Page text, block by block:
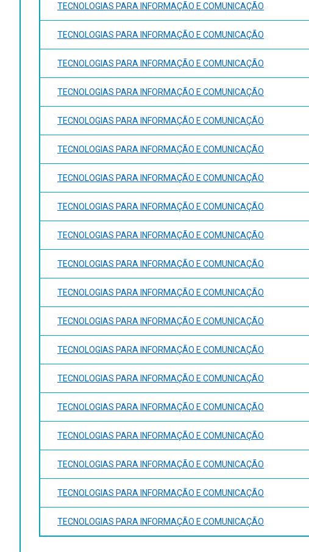
TECNOLOGIAS PARA INFORMAÇÃO E COMUNICAÇÃO
TECNOLOGIAS PARA INFORMAÇÃO E COMUNICAÇÃO
TECNOLOGIAS PARA INFORMAÇÃO E COMUNICAÇÃO
TECNOLOGIAS PARA INFORMAÇÃO E COMUNICAÇÃO
TECNOLOGIAS PARA INFORMAÇÃO E COMUNICAÇÃO
TECNOLOGIAS PARA INFORMAÇÃO E COMUNICAÇÃO
TECNOLOGIAS PARA INFORMAÇÃO E COMUNICAÇÃO
TECNOLOGIAS PARA INFORMAÇÃO E COMUNICAÇÃO
TECNOLOGIAS PARA INFORMAÇÃO E COMUNICAÇÃO
TECNOLOGIAS PARA INFORMAÇÃO E COMUNICAÇÃO
TECNOLOGIAS PARA INFORMAÇÃO E COMUNICAÇÃO
TECNOLOGIAS PARA INFORMAÇÃO E COMUNICAÇÃO
TECNOLOGIAS PARA INFORMAÇÃO E COMUNICAÇÃO
TECNOLOGIAS PARA INFORMAÇÃO E COMUNICAÇÃO
TECNOLOGIAS PARA INFORMAÇÃO E COMUNICAÇÃO
TECNOLOGIAS PARA INFORMAÇÃO E COMUNICAÇÃO
TECNOLOGIAS PARA INFORMAÇÃO E COMUNICAÇÃO
TECNOLOGIAS PARA INFORMAÇÃO E COMUNICAÇÃO
TECNOLOGIAS PARA INFORMAÇÃO E COMUNICAÇÃO